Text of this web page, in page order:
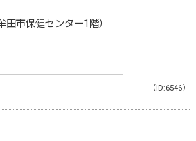
市保健センター1階）
（ID:6546）